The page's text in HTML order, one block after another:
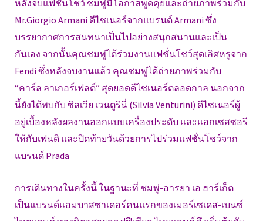
หลังจบแฟชั่นโชว์ ชมพู่มีโอกาสพูดคุยและถ่ายภาพร่วมกับ
Mr.Giorgio Armani ดีไซเนอร์จากแบรนด์ Armani ซึ่ง
บรรยากาศการสนทนาเป็นไปอย่างสนุกสนานและเป็น
กันเอง จากนั้นคุณชมพู่ได้ร่วมงานแฟชั่นโชว์สุดเลิศหรูจาก
Fendi ซึ่งหลังจบงานแล้ว คุณชมพู่ได้ถ่ายภาพร่วมกับ
“คาร์ล ลาเกอร์เฟลด์” สุดยอดดีไซเนอร์ตลอดกาล นอกจาก
นี้ยังได้พบกับ ซิลเวีย เวนตูรินี่ (Silvia Venturini) ดีไซเนอร์ผู้
อยู่เบื้องหลังผลงานออกแบบเครื่องประดับ และแอกเซสซอรี
ให้กับเฟนดิ และปิดท้ายวันด้วยการไปร่วมแฟชั่นโชว์จาก
แบรนด์ Prada
การเดินทางในครั้งนี้ ในฐานะที่ ชมพู่-อารยา เอ ฮาร์เก็ต
เป็นแบรนด์แอมบาสซาเดอร์คนแรกของเมอร์เซเดส-เบนซ์